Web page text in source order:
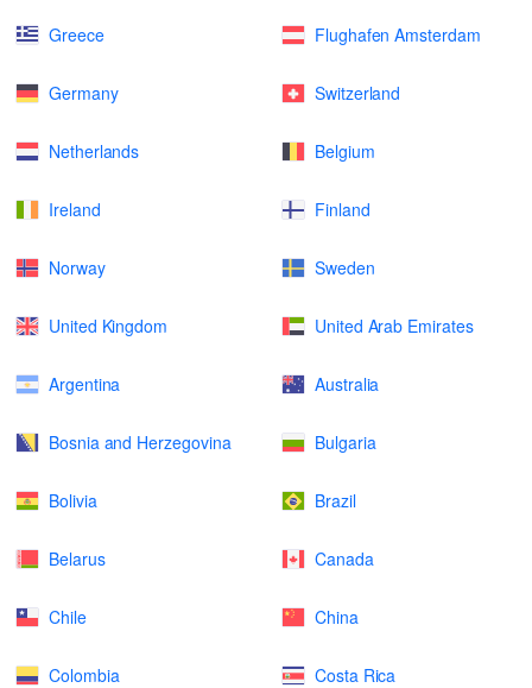
Greece Flughafen Amsterdam
Germany Switzerland
Netherlands Belgium
Ireland Finland
Norway Sweden
United Kingdom United Arab Emirates
Argentina Australia
Bosnia and Herzegovina Bulgaria
Bolivia Brazil
Belarus Canada
Chile China
Colombia Costa Rica